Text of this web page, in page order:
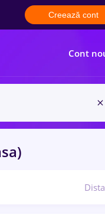
Creează cont
Cont